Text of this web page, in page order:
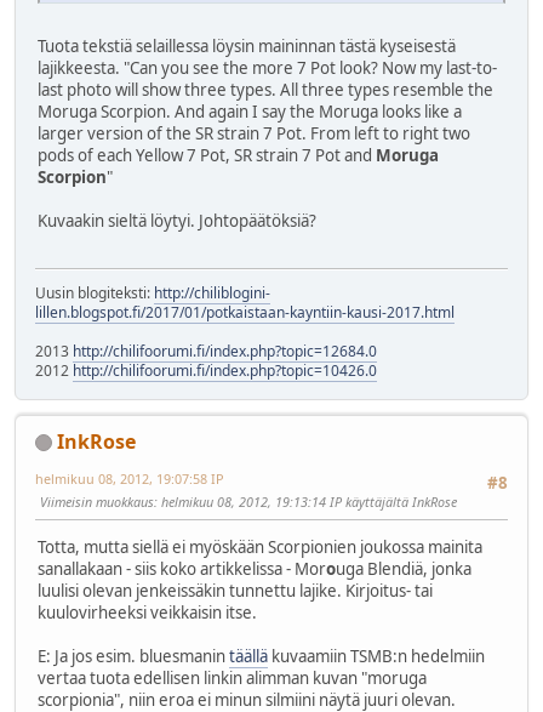
Tuota tekstiä selaillessa löysin maininnan tästä kyseisestä
lajikkeesta. "Can you see the more 7 Pot look? Now my last-to-
last photo will show three types. All three types resemble the
Moruga Scorpion. And again I say the Moruga looks like a
larger version of the SR strain 7 Pot. From left to right two
pods of each Yellow 7 Pot, SR strain 7 Pot and Moruga
Scorpion"
Kuvaakin sieltä löytyi. Johtopäätöksiä?
Uusin blogiteksti: http://chiliblogini-
lillen.blogspot.fi/2017/01/potkaistaan-kayntiin-kausi-2017.html
2013 http://chilifoorumi.fi/index.php?topic=12684.0
2012 http://chilifoorumi.fi/index.php?topic=10426.0
InkRose
#8
helmikuu 08, 2012, 19:07:58 IP
Viimeisin muokkaus: helmikuu 08, 2012, 19:13:14 IP käyttäjältä InkRose
Totta, mutta siellä ei myöskään Scorpionien joukossa mainita
sanallakaan - siis koko artikkelissa - Morouga Blendiä, jonka
luulisi olevan jenkeissäkin tunnettu lajike. Kirjoitus- tai
kuulovirheeksi veikkaisin itse.
E: Ja jos esim. bluesmanintäällä kuvaamiin TSMB:n hedelmiin
vertaa tuota edellisen linkin alimman kuvan "moruga
scorpionia", niin eroa ei minun silmiini näytä juuri olevan.